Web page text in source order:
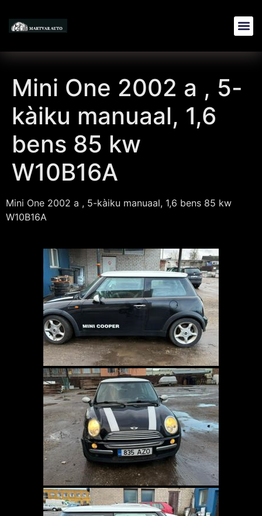
Mini One 2002 a , 5-
kàiku manuaal, 1,6
bens 85 kw
W10B16A
Mini One 2002 a , 5-kàiku manuaal, 1,6 bens 85 kw
W10B16A